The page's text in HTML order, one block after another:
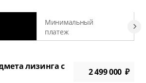
Минимальный
платеж
лизинга с